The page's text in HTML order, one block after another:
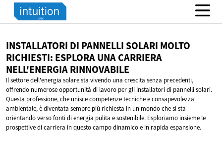
INSTALLATORI DI PANNELLI SOLARI MOLTO
RICHIESTI: ESPLORA UNA CARRIERA
NELL'ENERGIA RINNOVABILE
Il settore dell'energia solare sta vivendo una crescita senza precedenti,
offrendo numerose opportunità di lavoro per gli installatori di pannelli solari.
Questa professione, che unisce competenze tecniche e consapevolezza
ambientale, è diventata sempre più richiesta in un mondo che si sta
orientando verso fonti di energia pulita e sostenibile. Esploriamo insieme le
prospettive di carriera in questo campo dinamico e in rapida espansione.